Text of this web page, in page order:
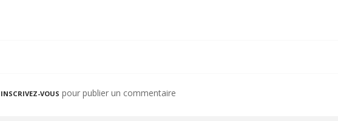
INSCRIVEZ-VOUS pour publier un commentaire